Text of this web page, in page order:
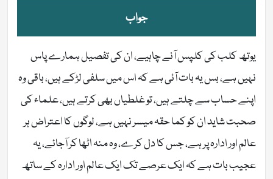
جواب
یوتھ کلب کی کلپس آنے چاہیے، ان کی تفصیل ہمارے پاس
نہیں ہے، بس یہ بات آئی ہے کہ اس میں سلفی لڑکے ہیں، باقی وہ
اپنے حساب سے چلتے ہیں، تو غلطیاں بھی کرتے ہیں، علماء کی
صحبت شاید ان کو کما حقہ میسر نہیں ہے، لوگوں کا اعتراض ہر
عالم اور ادارہ پر ہے، جس کا دل کرے، وہ منہ اٹھا کر آجائے، یہ
عجیب بات ہے کہ ایک عرصے تک ایک عالم اور ادارہ کے ساتھ